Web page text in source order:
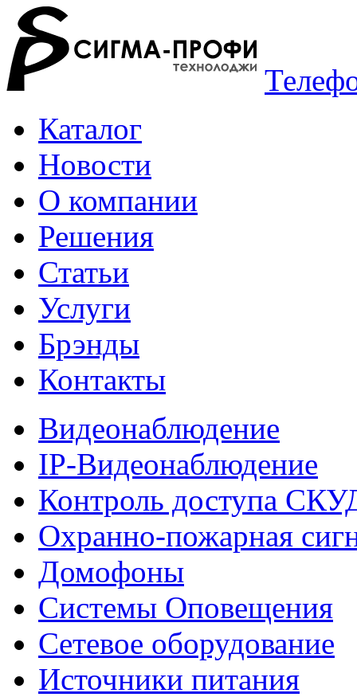
Каталог
Новости
О компании
Решения
Статьи
Услуги
Брэнды
Контакты
Видеонаблюдение
IP-Видеонаблюдение
Контроль доступа
Охранно-пожарная
Домофоны
Системы Оповещения
Сетевое оборудование
Источники питания